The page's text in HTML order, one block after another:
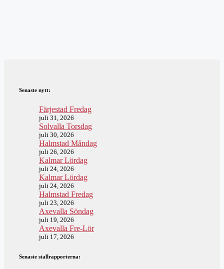
Senaste nytt:
Färjestad Fredag
juli 31, 2026
Solvalla Torsdag
juli 30, 2026
Halmstad Måndag
juli 26, 2026
Kalmar Lördag
juli 24, 2026
Kalmar Lördag
juli 24, 2026
Halmstad Fredag
juli 23, 2026
Axevalla Söndag
juli 19, 2026
Axevalla Fre-Lör
juli 17, 2026
Senaste stallrapporterna: